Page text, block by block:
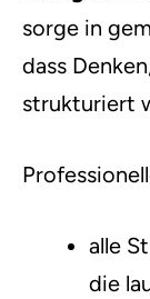
sorge in
dass
strukturiert
alle
die